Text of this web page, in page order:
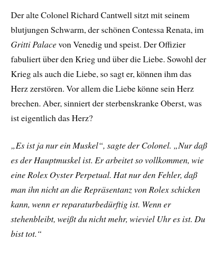
Der alte Colonel Richard Cantwell sitzt mit seinem
blutjungen Schwarm, der schönen Contessa Renata, im
Gritti Palacevon Venedig und speist. Der Offizier
fabuliert über den Krieg und über die Liebe. Sowohl der
Krieg als auch die Liebe, so sagt er, können ihm das
Herz zerstören. Vor allem die Liebe könne sein Herz
brechen. Aber, sinniert der sterbenskranke Oberst, was
ist eigentlich das Herz?
„Es ist ja nur ein Muskel“, sagte der Colonel. „Nur daß
es der Hauptmuskel ist. Er arbeitet so vollkommen, wie
eine Rolex Oyster Perpetual. Hat nur den Fehler, daß
man ihn nicht an die Repräsentanz von Rolex schicken
kann, wenn er reparaturbedürftig ist. Wenn er
stehenbleibt, weißt du nicht mehr, wieviel Uhr es ist. Du
bist tot.“